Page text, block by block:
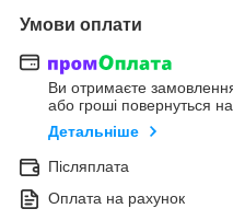
Умови оплати
Ви отримаєте
або гроші повернуться
Детальніше
Післяплата
Оплата на рахунок